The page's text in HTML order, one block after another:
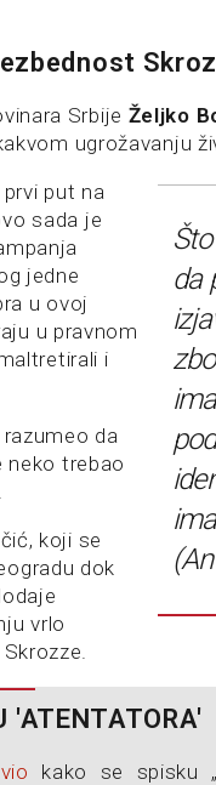
Srbije Željko
ugrožavanju
da
put na
sada je
jedne
u ovoj
u pravnom
i
da
neko trebao
koji se
dok
vrlo
'ATENTATORA'
kako se spisku